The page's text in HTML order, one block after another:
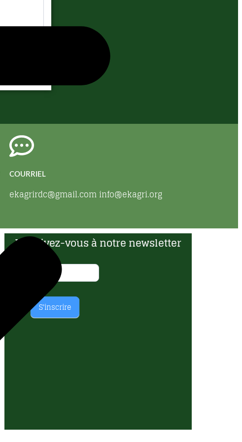
COURRIEL
ekagrirdc@gmail.com info@ekagri.org
Inscrivez-vous à notre newsletter
E-mail
S'inscrire